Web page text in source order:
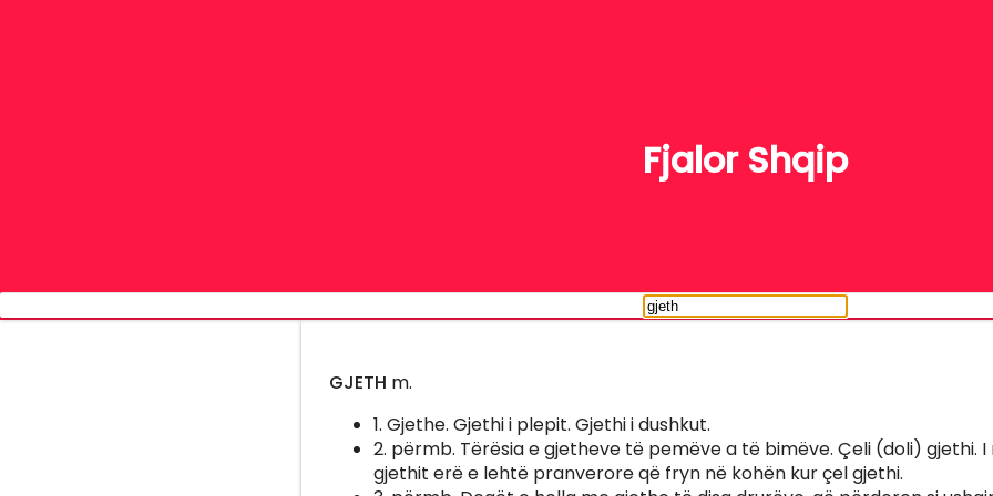
Fjalor Shqip
GJETH m.
1. Gjethe. Gjethi i plepit. Gjethi i dushkut.
2. përmb. Tërësia e gjetheve të pemëve a të bimëve. Çeli (doli) gjethi. I
gjethit erë e lehtë pranverore që fryn në kohën kur çel gjethi.